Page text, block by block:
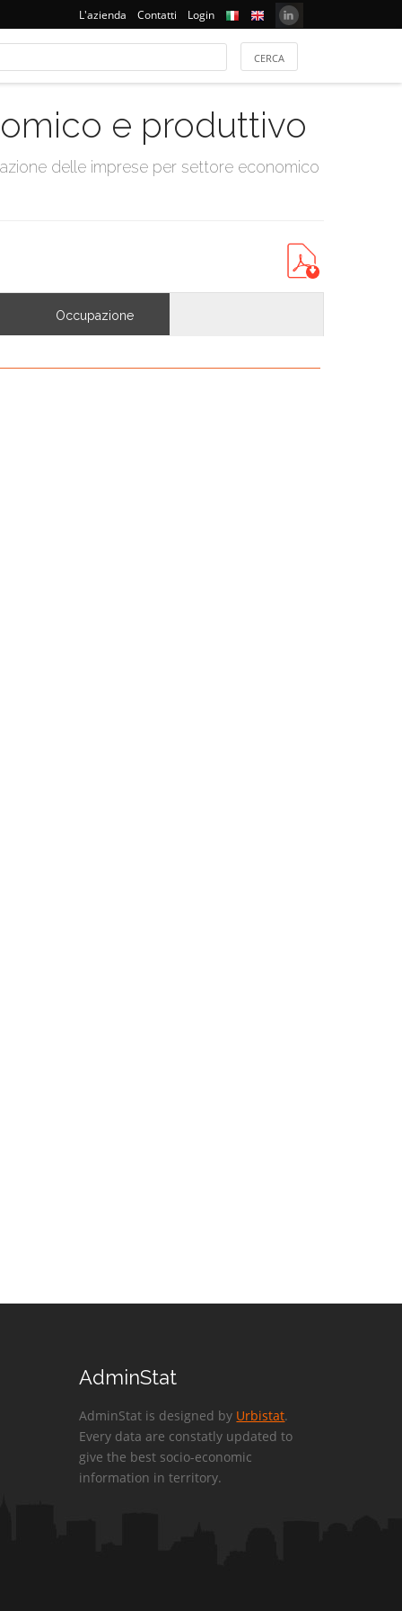
L'azienda Contatti Login
e produttivo
delle imprese per settore economico
Occupazione
AdminStat
AdminStat is designed by Urbistat.
Every data are constatly updated to
give the best socio-economic
information in territory.